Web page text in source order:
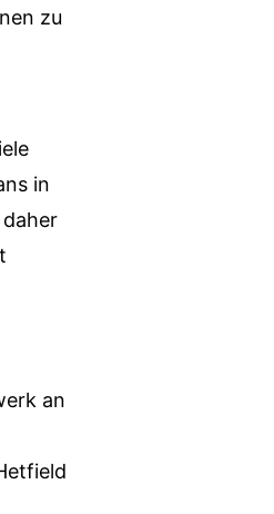
zu
in
an